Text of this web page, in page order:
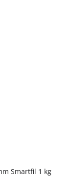
Smartfil 1 kg